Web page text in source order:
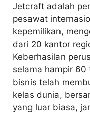
Jetcraft adalah
pesawat
kepemilikan,
dari 20 kantor
Keberhasilan
selama hampir 60
bisnis telah
kelas dunia,
yang luar biasa,